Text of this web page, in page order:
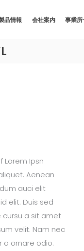
品情報 会社案内 事業所
Lorem Ipsn
Aenean
auci elit
elit. Duis sed
a sit amet
velit. Nam nec
a ornare odio.